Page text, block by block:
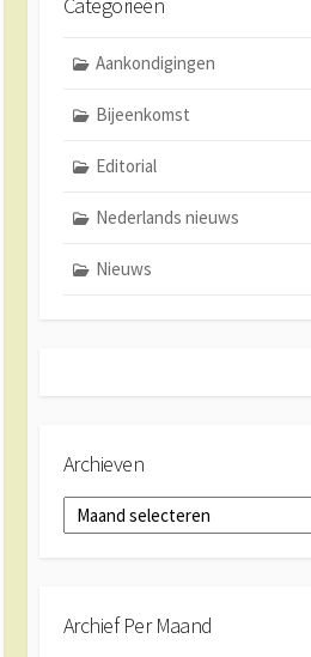
Aankondigingen
Bijeenkomst
Editorial
Nederlands nieuws
Nieuws
Archieven
Archieven
Archief Per Maand